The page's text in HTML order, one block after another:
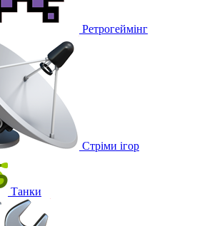
Ретрогеймінг
Стріми ігор
Танки